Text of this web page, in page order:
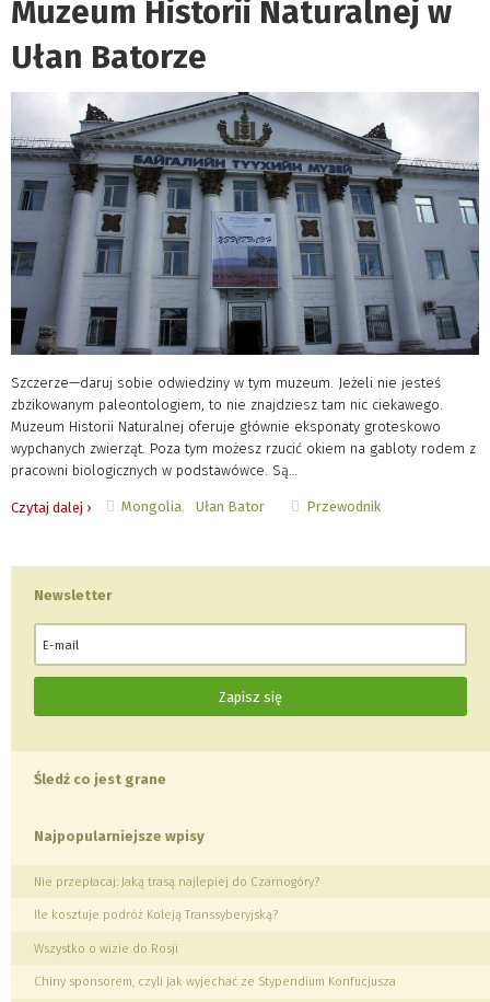
Muzeum Historii Naturalnej w
Ułan Batorze
Szczerze—daruj sobie odwiedziny w tym muzeum. Jeżeli nie jesteś
zbzikowanym paleontologiem, to nie znajdziesz tam nic ciekawego.
Muzeum Historii Naturalnej oferuje głównie eksponaty groteskowo
wypchanych zwierząt. Poza tym możesz rzucić okiem na gabloty rodem z
pracowni biologicznych w podstawówce. Są…
Czytaj dalej › Mongolia Ułan Bator Przewodnik
Newsletter
Śledź co jest grane
Najpopularniejsze wpisy
Nie przepłacaj: Jaką trasą najlepiej do Czarnogóry?
Ile kosztuje podróż Koleją Transsyberyjską?
Wszystko o wizie do Rosji
Chiny sponsorem, czyli jak wyjechać ze Stypendium Konfucjusza